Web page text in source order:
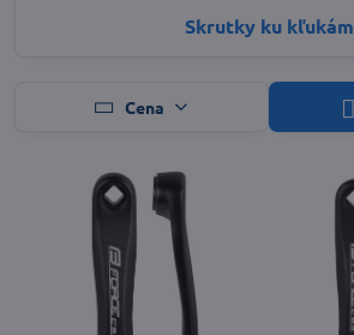
Skrutky ku kľukám
Cena